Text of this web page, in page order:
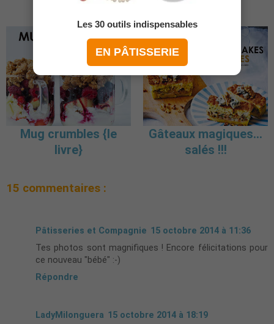
Mug crumbles {le
livre}
Gâteaux magiques...
salés !!!
15 commentaires :
Pâtisseries et Compagnie 15 octobre 2014 à 11:36
Tes photos sont magnifiques ! Encore félicitations pour
ce nouveau "bébé" :-)
Répondre
LadyMilonguera 15 octobre 2014 à 18:19
Les 30 outils indispensables
EN PÂTISSERIE